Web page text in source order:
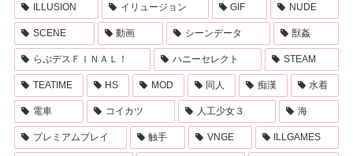
ILLUSION イリュージョン GIF NUDE
SCENE 動画 シーンデータ 獣姦
らぶデスＦＩＮＡＬ！ ハニーセレクト STEAM
TEATIME HS MOD 同人 痴漢 水着
電車 コイカツ 人工少女３ 海
プレミアムプレイ 触手 VNGE ILLGAMES